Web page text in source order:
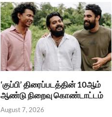
‘குப்பி’ திரைப்படத்தின் 10ஆம்
ஆண்டு நிறைவு கொண்டாட்டம்
August 7, 2026